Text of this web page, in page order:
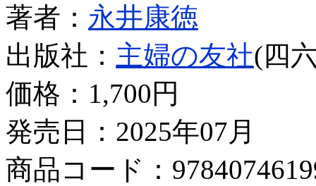
著者： 永井康徳
出版社： 主婦の友社(四
価格： 1,700円
発売日：2025年07月
商品コード：